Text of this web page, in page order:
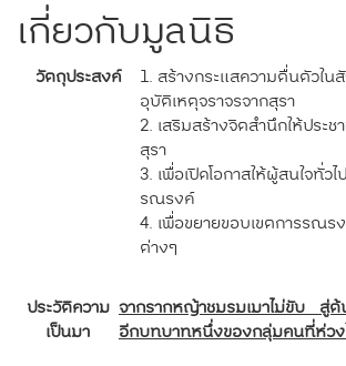
เกี่ยวกับมูลนิธิ
วัตถุประสงค์
1. สร้างกระแสความตื่นตัวใ
อุบัติเหตุจราจรจากสุรา
2. เสริมสร้างจิตสำนึกให้ประ
สุรา
3. เพื่อเปิดโอกาสให้ผู้สนใจทั่ว
รณรงค์
4. เพื่อขยายขอบเขตการรณ
ต่างๆ
ประวัติความ
เป็นมา
จากรากหญ้าชมรมเมาไม่ขับ สู่ต้
อีกบทบาทหนึ่งของกลุ่มคนที่ห่วง